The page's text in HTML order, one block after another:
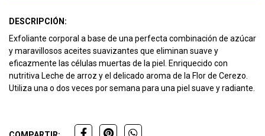
DESCRIPCIÓN:
Exfoliante corporal a base de una perfecta combinación de azúcar
y maravillosos aceites suavizantes que eliminan suave y
eficazmente las células muertas de la piel. Enriquecido con
nutritiva Leche de arroz y el delicado aroma de la Flor de Cerezo.
Utiliza una o dos veces por semana para una piel suave y radiante.